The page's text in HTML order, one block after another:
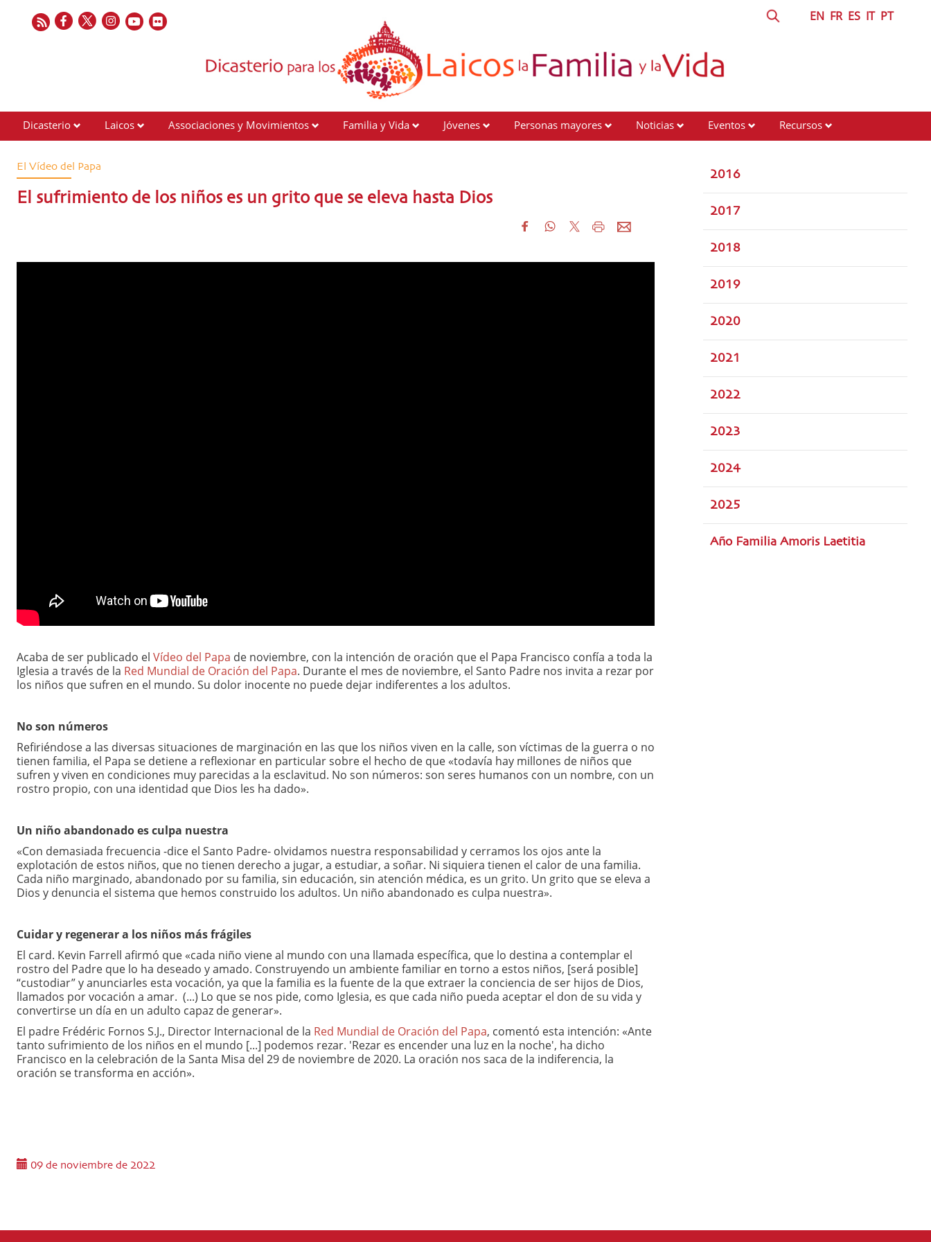
EN FR ES IT PT
Dicasterio Laicos Associaciones y Movimientos Familia y Vida Jóvenes Personas mayores Noticias Eventos
Recursos
El Vídeo del Papa
El sufrimiento de los niños es un grito que se eleva hasta Dios
Acaba de ser publicado el Vídeo del Papa de noviembre, con la intención de oración que el Papa Francisco confía a toda la
Iglesia a través de la Red Mundial de Oración del Papa. Durante el mes de noviembre, el Santo Padre nos invita a rezar por
los niños que sufren en el mundo. Su dolor inocente no puede dejar indiferentes a los adultos.
No son números
Refiriéndose a las diversas situaciones de marginación en las que los niños viven en la calle, son víctimas de la guerra o no
tienen familia, el Papa se detiene a reflexionar en particular sobre el hecho de que «todavía hay millones de niños que
sufren y viven en condiciones muy parecidas a la esclavitud. No son números: son seres humanos con un nombre, con un
rostro propio, con una identidad que Dios les ha dado».
Un niño abandonado es culpa nuestra
«Con demasiada frecuencia -dice el Santo Padre- olvidamos nuestra responsabilidad y cerramos los ojos ante la
explotación de estos niños, que no tienen derecho a jugar, a estudiar, a soñar. Ni siquiera tienen el calor de una familia.
Cada niño marginado, abandonado por su familia, sin educación, sin atención médica, es un grito. Un grito que se eleva a
Dios y denuncia el sistema que hemos construido los adultos. Un niño abandonado es culpa nuestra».
Cuidar y regenerar a los niños más frágiles
El card. Kevin Farrell afirmó que «cada niño viene al mundo con una llamada específica, que lo destina a contemplar el
rostro del Padre que lo ha deseado y amado. Construyendo un ambiente familiar en torno a estos niños, [será posible]
“custodiar” y anunciarles esta vocación, ya que la familia es la fuente de la que extraer la conciencia de ser hijos de Dios,
llamados por vocación a amar. (...) Lo que se nos pide, como Iglesia, es que cada niño pueda aceptar el don de su vida y
convertirse un día en un adulto capaz de generar».
El padre Frédéric Fornos S.J., Director Internacional de la Red Mundial de Oración del Papa, comentó esta intención: «Ante
tanto sufrimiento de los niños en el mundo [...] podemos rezar. 'Rezar es encender una luz en la noche', ha dicho
Francisco en la celebración de la Santa Misa del 29 de noviembre de 2020. La oración nos saca de la indiferencia, la
oración se transforma en acción».
09 de noviembre de 2022
2016
2017
2018
2019
2020
2021
2022
2023
2024
2025
Año Familia Amoris Laetitia